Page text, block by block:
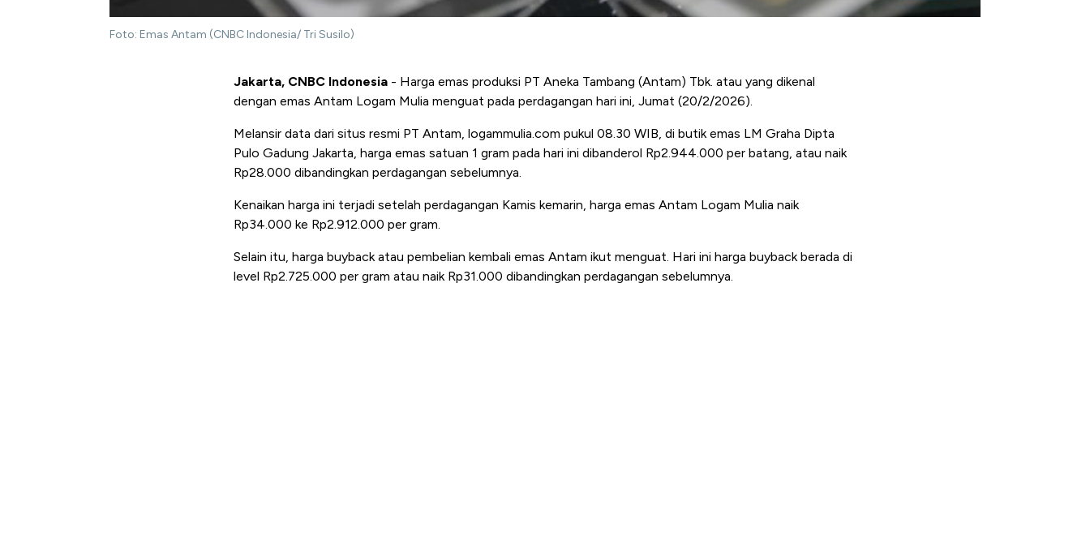
Foto: Emas Antam (CNBC Indonesia/ Tri Susilo)
Jakarta, CNBC Indonesia - Harga emas produksi PT Aneka Tambang (Antam) Tbk. atau yang dikenal
dengan emas Antam Logam Mulia menguat pada perdagangan hari ini, Jumat (20/2/2026).
Melansir data dari situs resmi PT Antam, logammulia.com pukul 08.30 WIB, di butik emas LM Graha Dipta
Pulo Gadung Jakarta, harga emas satuan 1 gram pada hari ini dibanderol Rp2.944.000 per batang, atau naik
Rp28.000 dibandingkan perdagangan sebelumnya.
Kenaikan harga ini terjadi setelah perdagangan Kamis kemarin, harga emas Antam Logam Mulia naik
Rp34.000 ke Rp2.912.000 per gram.
Selain itu, harga buyback atau pembelian kembali emas Antam ikut menguat. Hari ini harga buyback berada di
level Rp2.725.000 per gram atau naik Rp31.000 dibandingkan perdagangan sebelumnya.